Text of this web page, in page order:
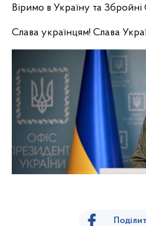
Віримо в Україну та Збройні
Слава українцям! Слава